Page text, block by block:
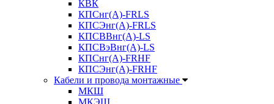
КВК
КПСнг(А)-FRLS
КПСЭнг(А)-FRLS
КПСВВнг(А)-LS
КПСВэВнг(А)-LS
КПСнг(А)-FRHF
КПСЭнг(А)-FRHF
Кабели и провода монтажные
МКШ
МКЭШ